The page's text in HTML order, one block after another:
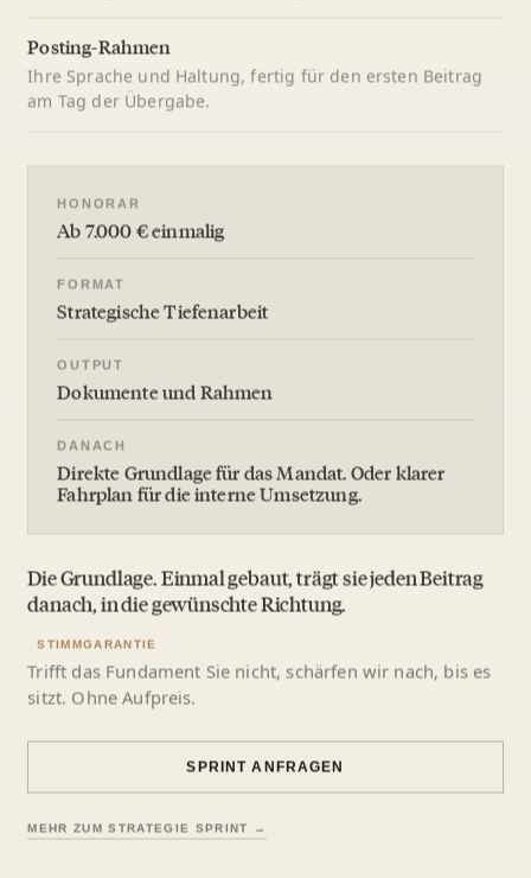
Posting-Rahmen
Ihre Sprache und Haltung, fertig für den ersten Beitrag
am Tag der Übergabe.
HONORAR
Ab 7.000 € einmalig
FORMAT
Strategische Tiefenarbeit
OUTPUT
Dokumente und Rahmen
DANACH
Direkte Grundlage für das Mandat. Oder klarer
Fahrplan für die interne Umsetzung.
Die Grundlage. Einmal gebaut, trägt sie jeden Beitrag
danach, in die gewünschte Richtung.
STIMMGARANTIE
Trifft das Fundament Sie nicht, schärfen wir nach, bis es
sitzt. Ohne Aufpreis.
SPRINT ANFRAGEN
MEHR ZUM STRATEGIE SPRINT →